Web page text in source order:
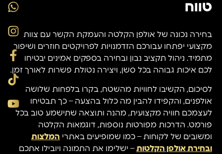
טווח
בחירה נכונה של אולפן הקלטה והעמקת הקשר עם צוות
מקצועי יפתחו עבורכם הזדמנויות לפרויקטים חוזרים ושיפור
מתמיד. ניהול תקציב נבון ובחירה בספקים אמינים יבטיחו
לכם איכות גבוהה בכל סשן, ויצירה נטולת פשרות לאורך זמן.
לסיכום, הקשיבו לחוויות מהשטח, בקרו בלפחות שלושה
אולפנים, והקפידו להבין מה כלול בהצעה – כך תבטיחו
לעצמכם חוויה מקצועית, מהנה ותוצאה שתישמע טוב בכל
פורמט. הדרכות מפורטות נוספות, דוגמאות הקלטה
ומשובים של לקוחות – כמו שמופיעים באתרי המלצות
ובחירת אולפן הקלטות– ישלימו את התמונה ויובילו אתכם